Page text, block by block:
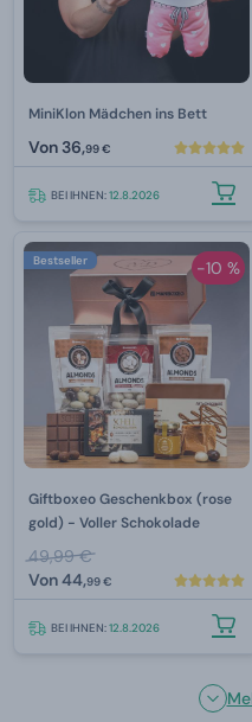
MiniKlon Mädchen ins Bett
Von36,99 €
BEI IHNEN:12.8.2026
-10 %
Bestseller
Giftboxeo Geschenkbox (rose
gold) - Voller Schokolade
49,99 €
Von44,99 €
BEI IHNEN:12.8.2026